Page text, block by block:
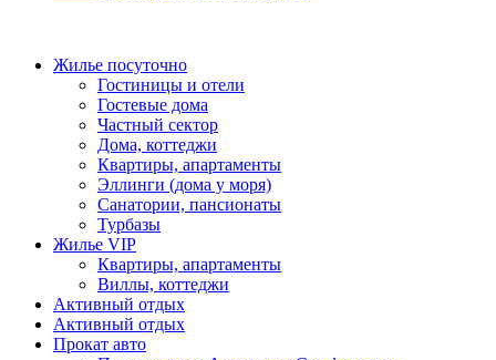
Жилье посуточно
Гостиницы и отели
Гостевые дома
Частный сектор
Дома, коттеджи
Квартиры, апартаменты
Эллинги (дома у моря)
Санатории, пансионаты
Турбазы
Жилье VIP
Квартиры, апартаменты
Виллы, коттеджи
Активный отдых
Активный отдых
Прокат авто